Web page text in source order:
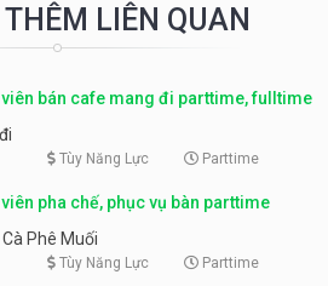
LIÊN QUAN
viên bán cafe mang đi parttime, fulltime
Tùy Năng Lực Parttime
pha chế, phục vụ bàn parttime
Phê Muối
Tùy Năng Lực Parttime